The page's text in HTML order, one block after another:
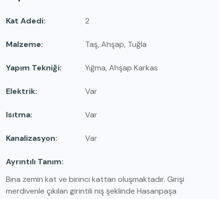
Kat Adedi 2
Malzeme Taş, Ahşap, Tuğla
Yapım Tekniği Yığma, Ahşap Karkas
Elektrik Var
Isıtma Var
Kanalizasyon Var
Ayrıntılı Tanım
Bina zemin kat ve birinci kattan oluşmaktadır. Girişi
merdivenle çıkılan girintili niş şeklinde Hasanpaşa